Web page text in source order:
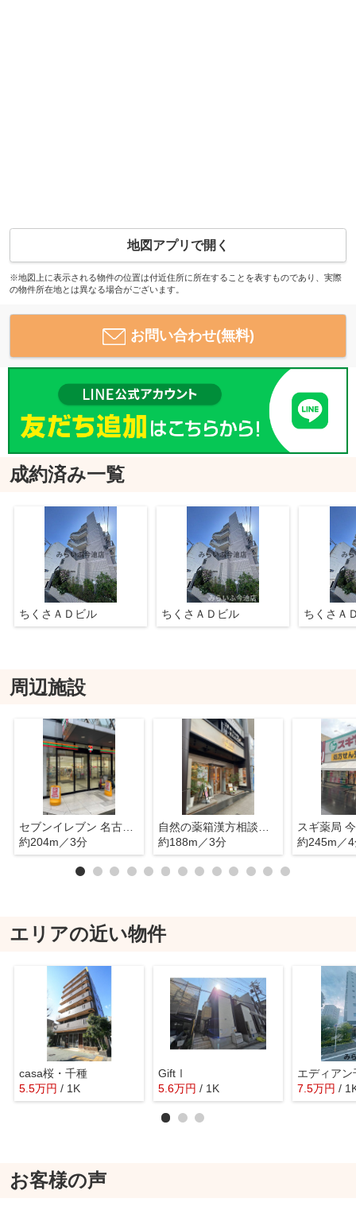
地図アプリで開く
※地図上に表示される物件の位置は付近住所に所在することを表すものであり、実際
の物件所在地とは異なる場合がございます。
お問い合わせ(無料)
成約済み一覧
ちくさＡＤビル ちくさＡＤビル ちくさＡ
周辺施設
セブンイレブン 名古屋今池西店
約204m／3分
約188m／3分
スギ薬局
約245m／
エリアの近い物件
casa桜・千種
5.5万円 / 1K
GiftⅠ
5.6万円 / 1K
エディアン
7.5万円 /
お客様の声